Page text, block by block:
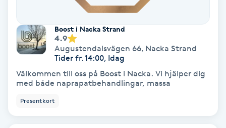
Naglar reparation
Boost i Nacka Strand
4.9
Augustendalsvägen 66, Nacka Strand
Tider fr. 14:00, Idag
Välkommen till oss på Boost i Nacka. Vi hjälper dig
med både naprapatbehandlingar, massa
Presentkort